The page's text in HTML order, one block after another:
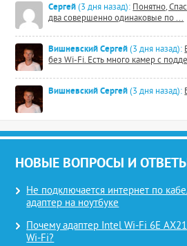
Сергей (3 дня назад): Понятно,
два совершенно одинаковые по ...
Вишневский Сергей (3 дня назад):
без Wi-Fi. Есть много камер с
Вишневский Сергей (3 дня назад):
НОВЫЕ ВОПРОСЫ И
Не подключается интернет по
адаптер на ноутбуке
Почему адаптер Intel Wi-Fi 6E
Wi-Fi?